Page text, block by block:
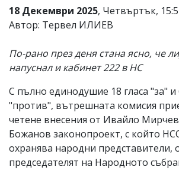
редакцията
не
за
тях!
Ако
откриете
обиден
за
вас
коментар,
моля
сигнализирайте
ни!
18 Декември 2025, Четвъртък,
Автор: Тервел ИЛИЕВ
По-рано през деня стана ясно, че
напуснал и кабинет 222 в НС
С пълно единодушие 18 гласа "за" и
"против", вътрешната комисия
четене внесения от Ивайло
Божанов законопроект, с който
охранява народни представители,
председателят на Народното